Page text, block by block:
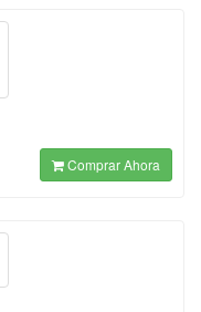
Comprar Ahora